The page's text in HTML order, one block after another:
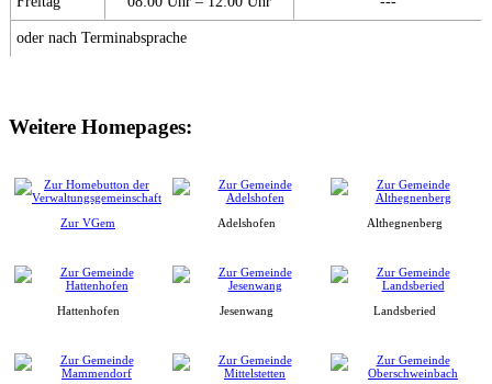
oder nach Terminabsprache
Weitere Homepages:
Zur VGem Adelshofen Althegnenberg
Hattenhofen Jesenwang Landsberied